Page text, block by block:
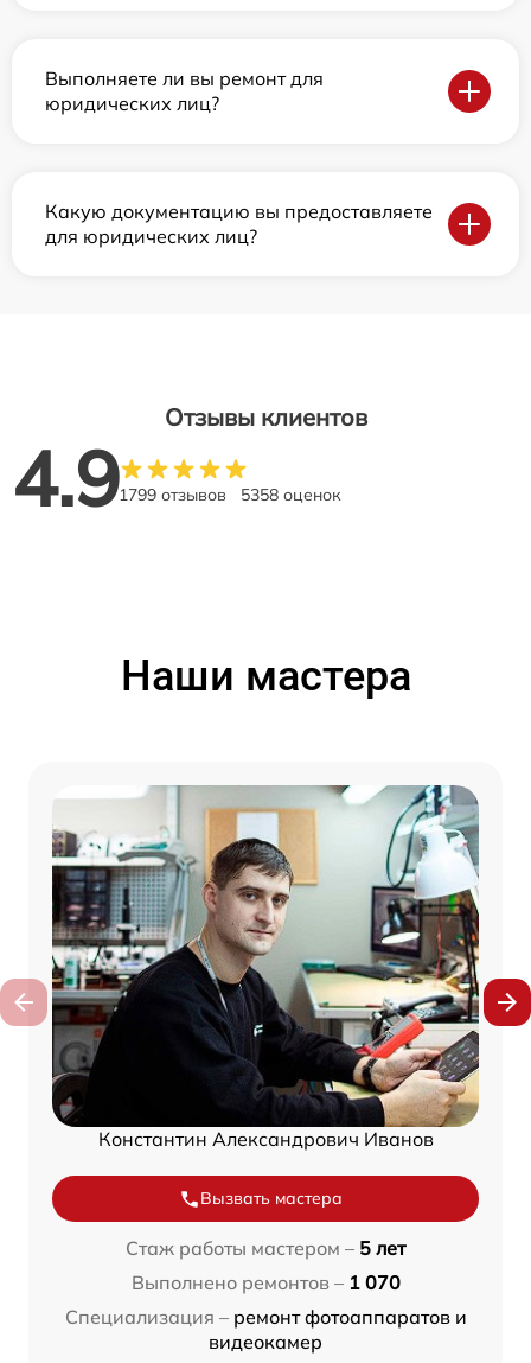
Выполняете ли вы ремонт для
юридических лиц?
Какую документацию вы предоставляете
для юридических лиц?
Отзывы клиентов
4.91799 отзывов 5358 оценок
Наши мастера
Константин Александрович Иванов
Вызвать мастера
Стаж работы мастером – 5 лет
Выполнено ремонтов – 1 070
Специализация – ремонт фотоаппаратов и
видеокамер